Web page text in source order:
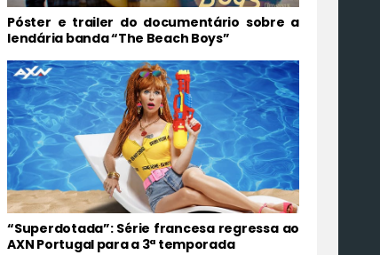
Póster e trailer do documentário sobre a
lendária banda “The Beach Boys”
“Superdotada”: Série francesa regressa ao
AXN Portugal para a 3ª temporada